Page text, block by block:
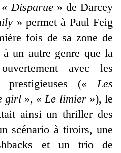
«Disparue » de Darcey
» permet à Paul Feig
fois de sa zone de
un autre genre que la
avec les
prestigieuses («Les
girl», «Le limier»), le
ainsi un thriller des
scénario à tiroirs, une
et un trio de